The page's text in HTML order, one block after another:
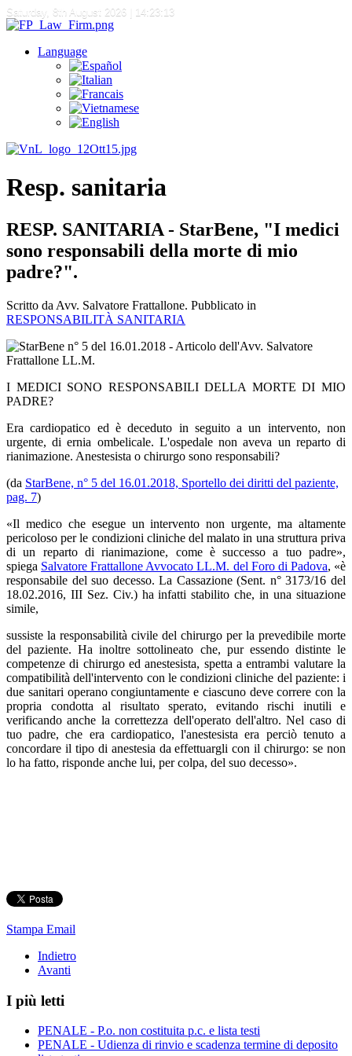
Saturday, 8th August 2026 | 14:23:13
Language
Resp. sanitaria
RESP. SANITARIA - StarBene, "I medici
sono responsabili della morte di mio
padre?".
Scritto da Avv. Salvatore Frattallone. Pubblicato in
RESPONSABILITÀ SANITARIA
I MEDICI SONO RESPONSABILI DELLA MORTE DI MIO
PADRE?
Era cardiopatico ed è deceduto in seguito a un intervento, non
urgente, di ernia ombelicale. L'ospedale non aveva un reparto di
rianimazione. Anestesista o chirurgo sono responsabili?
(da StarBene, n° 5 del 16.01.2018, Sportello dei diritti del paziente,
pag. 7)
«Il medico che esegue un intervento non urgente, ma altamente
pericoloso per le condizioni cliniche del malato in una struttura priva
di un reparto di rianimazione, come è successo a tuo padre»,
spiega Salvatore Frattallone Avvocato LL.M. del Foro di Padova, «è
responsabile del suo decesso. La Cassazione (Sent. n° 3173/16 del
18.02.2016, III Sez. Civ.) ha infatti stabilito che, in una situazione
simile,
sussiste la responsabilità civile del chirurgo per la prevedibile morte
del paziente. Ha inoltre sottolineato che, pur essendo distinte le
competenze di chirurgo ed anestesista, spetta a entrambi valutare la
compatibilità dell'intervento con le condizioni cliniche del paziente: i
due sanitari operano congiuntamente e ciascuno deve correre con la
propria condotta al risultato sperato, evitando rischi inutili e
verificando anche la correttezza dell'operato dell'altro. Nel caso di
tuo padre, che era cardiopatico, l'anestesista era perciò tenuto a
concordare il tipo di anestesia da effettuargli con il chirurgo: se non
lo ha fatto, risponde anche lui, per colpa, del suo decesso».
Stampa Email
Indietro
Avanti
I più letti
PENALE - P.o. non costituita p.c. e lista testi
PENALE - Udienza di rinvio e scadenza termine di deposito